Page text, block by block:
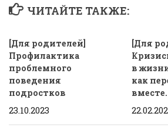
ЧИТАЙТЕ ТАКЖЕ:
[Для родителей]
Профилактика
проблемного
поведения
подростков
23.10.2023
[Для
в
как
вместе.